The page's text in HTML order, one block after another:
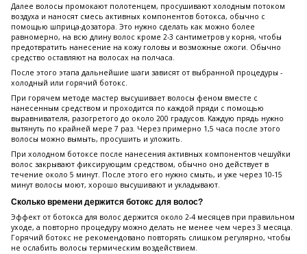
Далее волосы промокают полотенцем, просушивают холодным потоком
воздуха и наносят смесь активных компонентов ботокса, обычно с
помощью шприца-дозатора. Это нужно сделать как можно более
равномерно, на всю длину волос кроме 2-3 сантиметров у корня, чтобы
предотвратить нанесение на кожу головы и возможные ожоги. Обычно
средство оставляют на волосах на полчаса.
После этого этапа дальнейшие шаги зависят от выбранной процедуры -
холодный или горячий ботокс.
При горячем методе мастер высушивает волосы феном вместе с
нанесенным средством и проходится по каждой пряди с помощью
выравнивателя, разогретого до около 200 градусов. Каждую прядь нужно
вытянуть по крайней мере 7 раз. Через примерно 1,5 часа после этого
волосы можно вымыть, просушить и уложить.
При холодном ботоксе после нанесения активных компонентов чешуйки
волос закрывают фиксирующим средством, обычно оно действует в
течение около 5 минут. После этого его нужно смыть, и уже через 10-15
минут волосы моют, хорошо высушивают и укладывают.
Сколько времени держится ботокс для волос?
Эффект от ботокса для волос держится около 2-4 месяцев при правильном
уходе, а повторно процедуру можно делать не менее чем через 3 месяца.
Горячий ботокс не рекомендовано повторять слишком регулярно, чтобы
не ослабить волосы термическим воздействием.